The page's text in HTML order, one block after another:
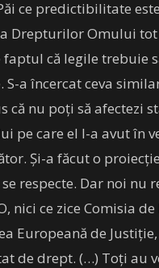
ce predictibilitate
Drepturilor Omului
faptul că legile trebuie
a încercat ceva
că nu poţi să afectezi
pe care el l-a avut în
Şi-a făcut o
respecte. Dar noi nu
nici ce zice Comisia
Europeană de
de drept. (…) Toţi au